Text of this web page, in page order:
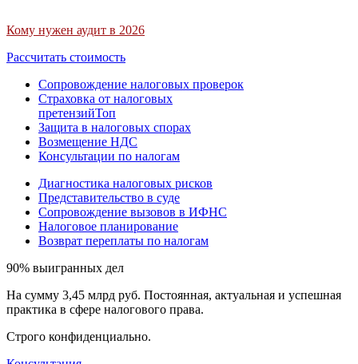
Кому нужен аудит в 2026
Рассчитать стоимость
Сопровождение налоговых проверок
Страховка от налоговых
претензийТоп
Защита в налоговых спорах
Возмещение НДС
Консультации по налогам
Диагностика налоговых рисков
Представительство в суде
Сопровождение вызовов в ИФНС
Налоговое планирование
Возврат переплаты по налогам
90% выигранных дел
На сумму 3,45 млрд руб. Постоянная, актуальная и успешная
практика в сфере налогового права.
Строго конфиденциально.